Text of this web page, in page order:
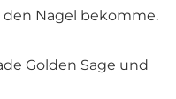
Nagel bekomme.
Golden Sage und